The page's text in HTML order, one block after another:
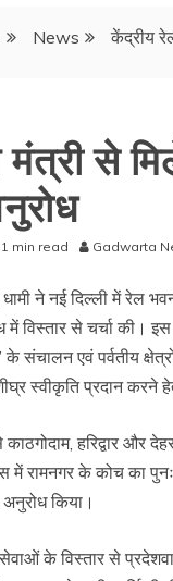
News केंद्रीय
से
1 min read Gadwarta
धामी ने नई दिल्ली में रेल
में विस्तार से चर्चा की।
संचालन एवं पर्वतीय
स्वीकृति प्रदान करने
हरिद्वार
में रामनगर के कोच का
किया।
के विस्तार से